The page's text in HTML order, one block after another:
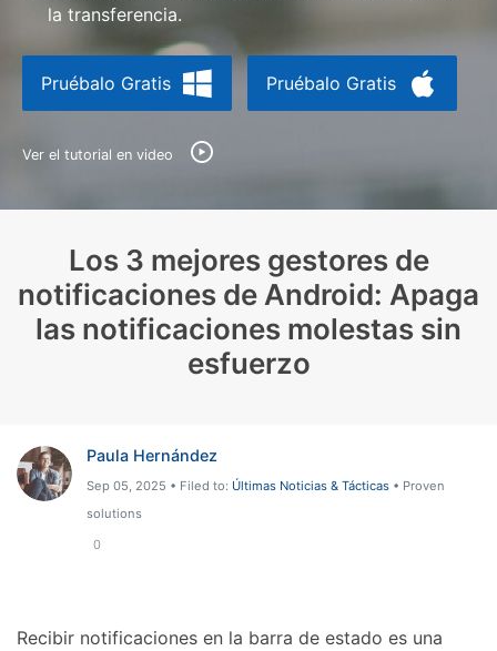
Encuentra Más Soluciones
la transferencia.
Pruébalo Gratis Pruébalo Gratis
Ver el tutorial en video
Los 3 mejores gestores de
notificaciones de Android: Apaga
las notificaciones molestas sin
esfuerzo
Paula Hernández
Sep 05, 2025 • Filed to: Últimas Noticias & Tácticas• Proven
solutions
0
Recibir notificaciones en la barra de estado es una